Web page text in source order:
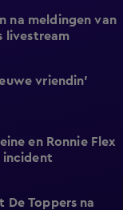
na meldingen van
livestream
vriendin'
en Ronnie Flex
incident
De Toppers na